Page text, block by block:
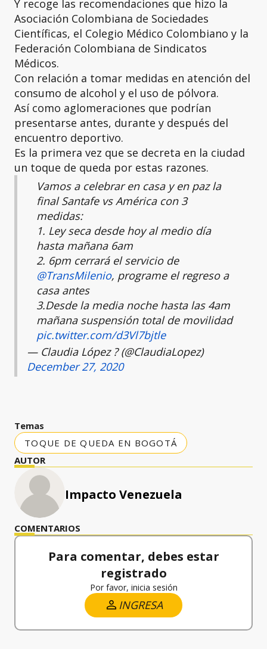
Y recoge las recomendaciones que hizo la
Asociación Colombiana de Sociedades
Científicas, el Colegio Médico Colombiano y la
Federación Colombiana de Sindicatos
Médicos.
Con relación a tomar medidas en atención del
consumo de alcohol y el uso de pólvora.
Así como aglomeraciones que podrían
presentarse antes, durante y después del
encuentro deportivo.
Es la primera vez que se decreta en la ciudad
un toque de queda por estas razones.
Vamos a celebrar en casa y en paz la
final Santafe vs América con 3
medidas:
1. Ley seca desde hoy al medio día
hasta mañana 6am
2. 6pm cerrará el servicio de
@TransMilenio, programe el regreso a
casa antes
3.Desde la media noche hasta las 4am
mañana suspensión total de movilidad
pic.twitter.com/d3Vl7bjtle
— Claudia López ? (@ClaudiaLopez)
December 27, 2020
Temas
TOQUE DE QUEDA EN BOGOTÁ
AUTOR
Impacto Venezuela
COMENTARIOS
Para comentar, debes estar
registrado
Por favor, inicia sesión
INGRESA